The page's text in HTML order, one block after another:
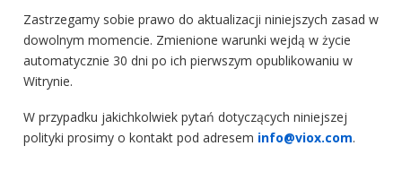
Zastrzegamy sobie prawo do aktualizacji niniejszych zasad w
dowolnym momencie. Zmienione warunki wejdą w życie
automatycznie 30 dni po ich pierwszym opublikowaniu w
Witrynie.
W przypadku jakichkolwiek pytań dotyczących niniejszej
polityki prosimy o kontakt pod adresem info@viox.com.